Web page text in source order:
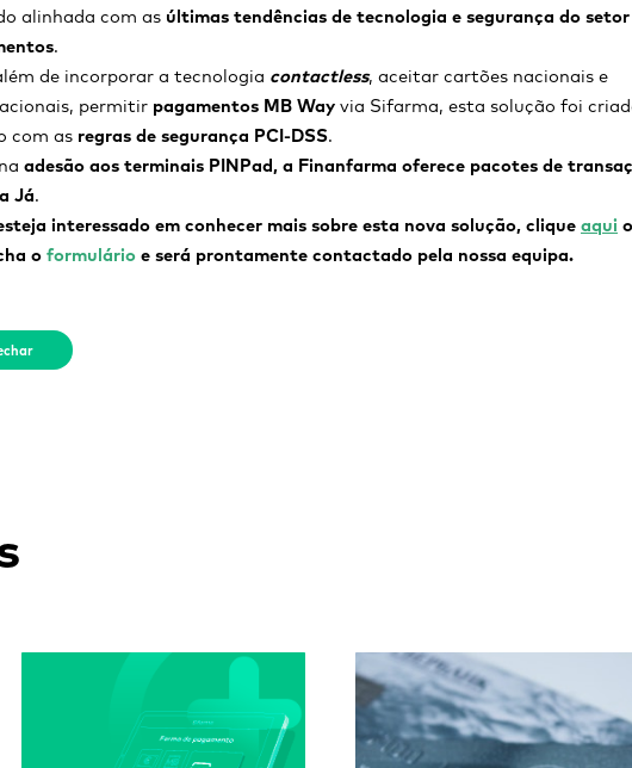
alinhada com as últimas tendências de tecnologia e segurança do
.
de incorporar a tecnologia contactless, aceitar cartões nacionais e
permitir pagamentos MB Way via Sifarma, esta solução foi
com as regras de segurança PCI-DSS.
adesão aos terminais PINPad, a Finanfarma oferece pacotes de
Já.
interessado em conhecer mais sobre esta nova solução, clique aqui
o formulário e será prontamente contactado pela nossa equipa.